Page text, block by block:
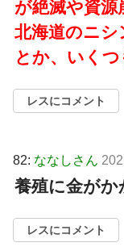
が絶滅や資源
北海道のニシ
とか、いく
レスにコメント
82: ななしさん
養殖に金がか
レスにコメント